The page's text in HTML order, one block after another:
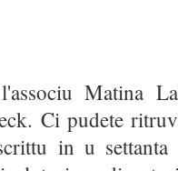
Matina
Ci pudete
in u